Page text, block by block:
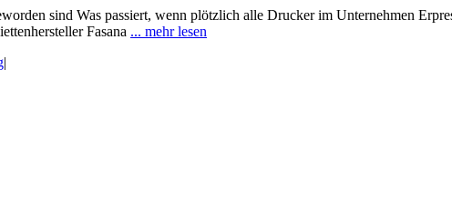
sind Was passiert, wenn plötzlich alle Drucker im Unternehmen
Fasana ... mehr lesen
|